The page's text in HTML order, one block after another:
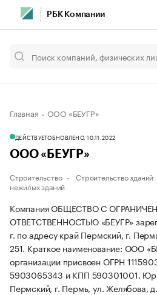
РБК Компании
Главная ООО «БЕУГР»
ДЕЙСТВУЕТОБНОВЛЕНО, 10.11.2022
ООО «БЕУГР»
Строительство Строительство зданий
нежилых зданий
Компания ОБЩЕСТВО С
ОТВЕТСТВЕННОСТЬЮ «БЕУГР»
г. по адресу край Пермский, г.
251. Краткое наименование: ООО
организации присвоен ОГРН
5903065343 и КПП 590301001.
Пермский, г. Пермь, ул. Желябова, д.